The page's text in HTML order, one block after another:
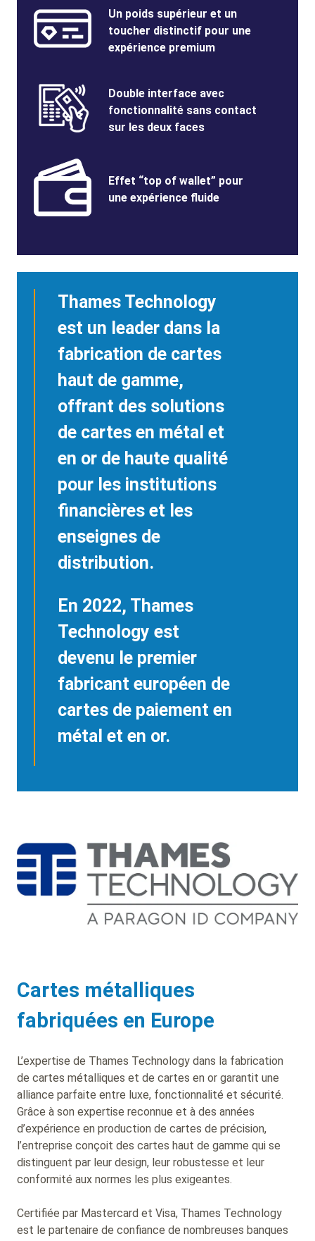
Benefits
Image
SVG
Benefits
Title
Un poids supérieur et un
toucher distinctif pour une
expérience premium
Benefits
Image
SVG
Benefits
Title
Double interface avec
fonctionnalité sans contact
sur les deux faces
Benefits
Image
SVG
Benefits
Title
Effet “top of wallet” pour
une expérience fluide
Thames Technology
est un leader dans la
fabrication de cartes
haut de gamme,
offrant des solutions
de cartes en métal et
en or de haute qualité
pour les institutions
financières et les
enseignes de
distribution.
En 2022, Thames
Technology est
devenu le premier
fabricant européen de
cartes de paiement en
métal et en or.
Cartes métalliques
fabriquées en Europe
L’expertise de Thames Technology dans la fabrication
de cartes métalliques et de cartes en or garantit une
alliance parfaite entre luxe, fonctionnalité et sécurité.
Grâce à son expertise reconnue et à des années
d’expérience en production de cartes de précision,
l’entreprise conçoit des cartes haut de gamme qui se
distinguent par leur design, leur robustesse et leur
conformité aux normes les plus exigeantes.
Certifiée par Mastercard et Visa, Thames Technology
est le partenaire de confiance de nombreuses banques